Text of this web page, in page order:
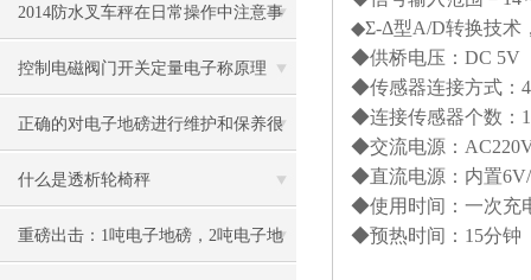
2014防水叉车秤在日常操作中注意事
项
控制电磁阀门开关定量电子称原理
正确的对电子地磅进行维护和保养很
有必要
什么是透析轮椅秤
重磅出击：1吨电子地磅，2吨电子地
◆Σ-Δ型A/D转换技术
◆供桥电压： DC 5V
◆传感器连接方式： 4
◆连接传感器个数： 1
◆交流电源：
◆直流电源：内置
◆使用时间：一次充
◆预热时间： 15分钟